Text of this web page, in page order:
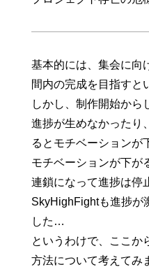
基本的には、集会に向
間内の完成を目指すと
しかし、制作開始から
進捗が生めなかったり
るとモチベーションが
モチベーションが下が
連鎖になって進捗は停
SkyHighFightも進捗が
した…
というわけで、ここか
方法について考えてみ